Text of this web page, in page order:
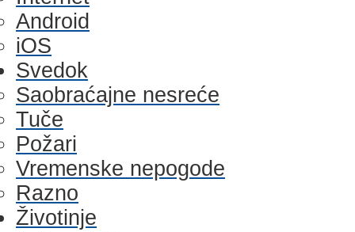
Android
iOS
Svedok
Saobraćajne nesreće
Tuče
Požari
Vremenske nepogode
Razno
Životinje